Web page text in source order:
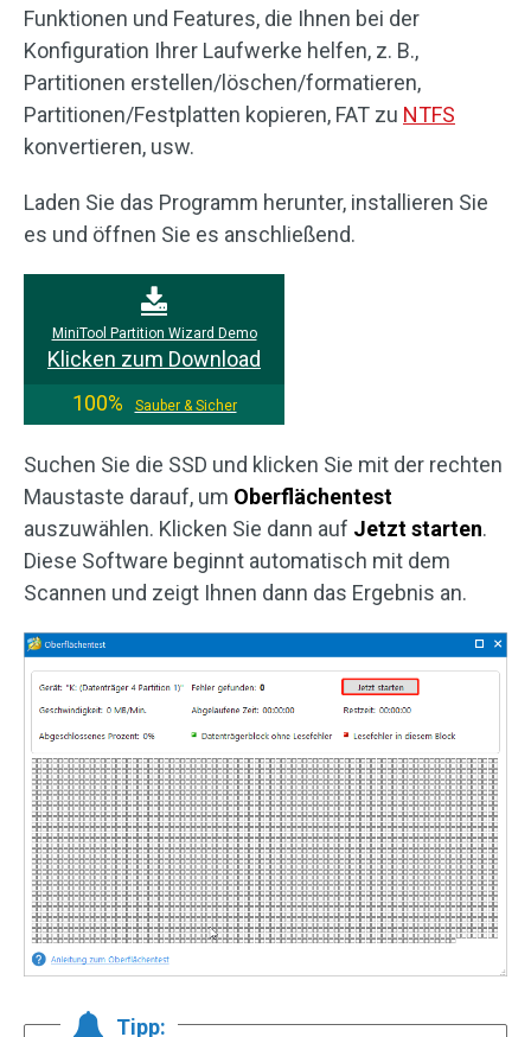
Funktionen und Features, die Ihnen bei der
Konfiguration Ihrer Laufwerke helfen, z. B.,
Partitionen erstellen/löschen/formatieren,
Partitionen/Festplatten kopieren, FAT zu NTFS
konvertieren, usw.
Laden Sie das Programm herunter, installieren Sie
es und öffnen Sie es anschließend.
MiniTool Partition Wizard Demo
Klicken zum Download
100%
Sauber & Sicher
Suchen Sie die SSD und klicken Sie mit der rechten
Maustaste darauf, um Oberflächentest
auszuwählen. Klicken Sie dann auf Jetzt starten.
Diese Software beginnt automatisch mit dem
Scannen und zeigt Ihnen dann das Ergebnis an.
Tipp: